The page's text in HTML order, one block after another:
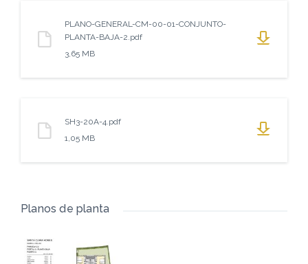
PLANO-GENERAL-CM-00-01-CONJUNTO-
PLANTA-BAJA-2.pdf
3,65 MB
SH3-20A-4.pdf
1,05 MB
Planos de planta